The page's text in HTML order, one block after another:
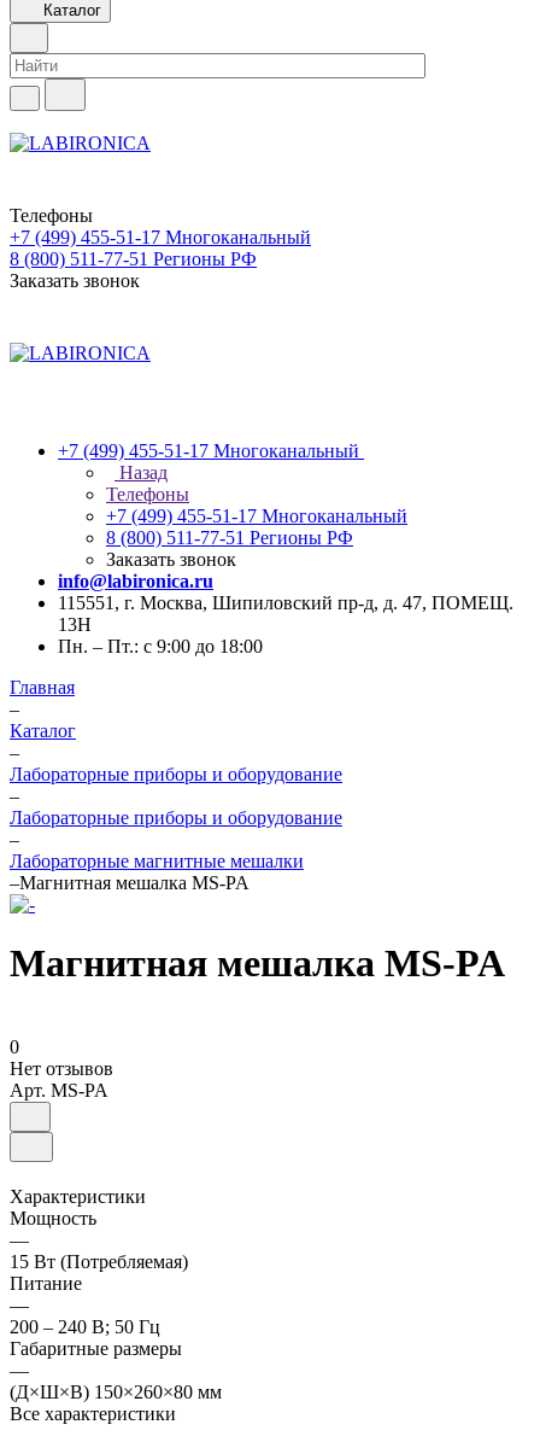
Каталог
Телефоны
+7 (499) 455-51-17 Многоканальный
8 (800) 511-77-51 Регионы РФ
Заказать звонок
+7 (499) 455-51-17 Многоканальный
Назад
Телефоны
+7 (499) 455-51-17 Многоканальный
8 (800) 511-77-51 Регионы РФ
Заказать звонок
info@labironica.ru
115551, г. Москва, Шипиловский пр-д, д. 47, ПОМЕЩ.
13Н
Пн. – Пт.: с 9:00 до 18:00
Главная
–
Каталог
–
Лабораторные приборы и оборудование
–
Лабораторные приборы и оборудование
–
Лабораторные магнитные мешалки
–Магнитная мешалка MS-PA
Магнитная мешалка MS-PA
0
Нет отзывов
Арт. MS-PA
Характеристики
Мощность
—
15 Вт (Потребляемая)
Питание
—
200 – 240 В; 50 Гц
Габаритные размеры
—
(Д×Ш×В) 150×260×80 мм
Все характеристики